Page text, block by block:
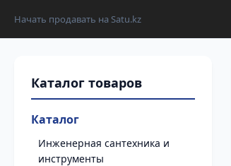
Начать продавать на Satu.kz
Каталог
Инженерная сантехника и
инструменты